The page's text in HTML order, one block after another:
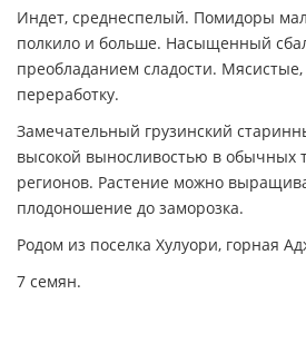
Индет, среднеспелый. Помидоры
полкило и больше. Насыщенный
преобладанием сладости. Мясистые,
переработку.
Замечательный грузинский
высокой выносливостью в обычных
регионов. Растение можно
плодоношение до заморозка.
Родом из поселка Хулуори, горная
7 семян.